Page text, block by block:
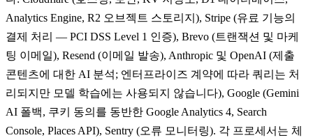
Analytics Engine, R2 오브젝트 스토리지), Stripe (유료 기능의
결제 처리 — PCI DSS Level 1 인증), Brevo (트랜잭션 및 마케
팅 이메일), Resend (이메일 발송), Anthropic 및 OpenAI (제출
콘텐츠에 대한 AI 분석; 엔터프라이즈 계약에 따라 쿼리는 처
리되지만 모델 학습에는 사용되지 않습니다), Google (Gemini
AI 폴백, 쿠키 동의를 동반한 Google Analytics 4, Search
Console, Places API), Sentry (오류 모니터링). 각 프로세서는 체